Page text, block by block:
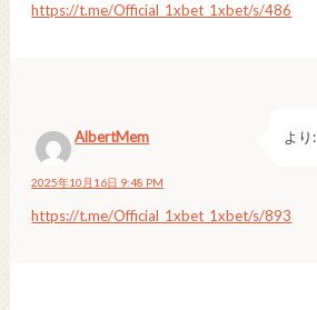
https://t.me/Official_1xbet_1xbet/s/486
AlbertMem より:
2025年10月16日 9:48 PM
https://t.me/Official_1xbet_1xbet/s/893